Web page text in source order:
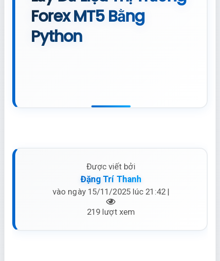
Forex MT5 Bằng
Python
Được viết bởi
Đặng Trí Thanh
vào ngày 15/11/2025 lúc 21:42 |
219 lượt xem